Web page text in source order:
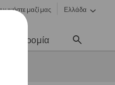
μαζί μας Ελλάδα
Σταδιοδρομία